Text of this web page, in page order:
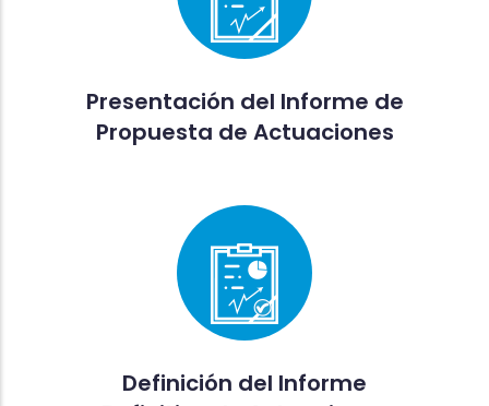
Presentación del Informe de
Propuesta de Actuaciones
Definición del Informe